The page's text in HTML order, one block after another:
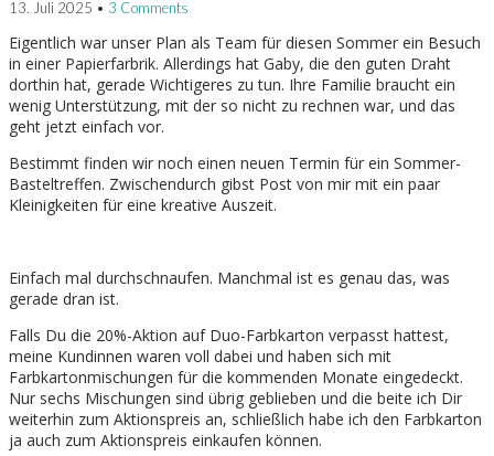
13. Juli 2025 • 3 Comments
Eigentlich war unser Plan als Team für diesen Sommer ein Besuch
in einer Papierfarbrik. Allerdings hat Gaby, die den guten Draht
dorthin hat, gerade Wichtigeres zu tun. Ihre Familie braucht ein
wenig Unterstützung, mit der so nicht zu rechnen war, und das
geht jetzt einfach vor.
Bestimmt finden wir noch einen neuen Termin für ein Sommer-
Basteltreffen. Zwischendurch gibst Post von mir mit ein paar
Kleinigkeiten für eine kreative Auszeit.
Einfach mal durchschnaufen. Manchmal ist es genau das, was
gerade dran ist.
Falls Du die 20%-Aktion auf Duo-Farbkarton verpasst hattest,
meine Kundinnen waren voll dabei und haben sich mit
Farbkartonmischungen für die kommenden Monate eingedeckt.
Nur sechs Mischungen sind übrig geblieben und die beite ich Dir
weiterhin zum Aktionspreis an, schließlich habe ich den Farbkarton
ja auch zum Aktionspreis einkaufen können.